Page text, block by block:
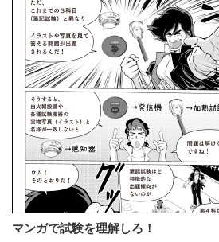
マンガで試験を理解しろ！